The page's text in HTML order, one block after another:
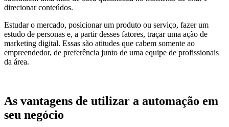
direcionar conteúdos.
Estudar o mercado, posicionar um produto ou serviço, fazer um
estudo de personas e, a partir desses fatores, traçar uma ação de
marketing digital. Essas são atitudes que cabem somente ao
empreendedor, de preferência junto de uma equipe de profissionais
da área.
As vantagens de utilizar a automação em
seu negócio